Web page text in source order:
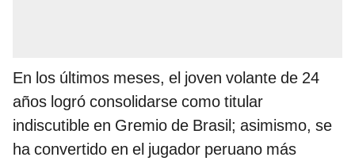
En los últimos meses, el joven volante de 24
años logró consolidarse como titular
indiscutible en Gremio de Brasil; asimismo, se
ha convertido en el jugador peruano más